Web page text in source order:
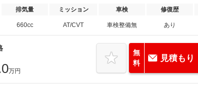
排気量 ミッション 車検 修復歴
660cc AT/CVT 車検整備無 あり
万円
無
料
見積もり